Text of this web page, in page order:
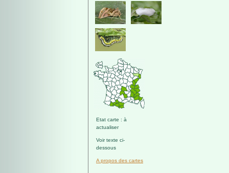
Etat carte : à
actualiser
Voir texte ci-
dessous
A propos des cartes